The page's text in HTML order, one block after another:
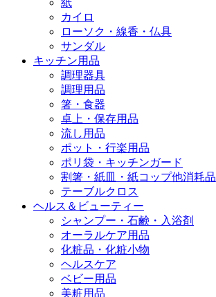
紙
カイロ
ローソク・線香・仏具
サンダル
キッチン用品
調理器具
調理用品
箸・食器
卓上・保存用品
流し用品
ポット・行楽用品
ポリ袋・キッチンガード
割箸・紙皿・紙コップ他消耗品
テーブルクロス
ヘルス＆ビューティー
シャンプー・石鹸・入浴剤
オーラルケア用品
化粧品・化粧小物
ヘルスケア
ベビー用品
美粧用品